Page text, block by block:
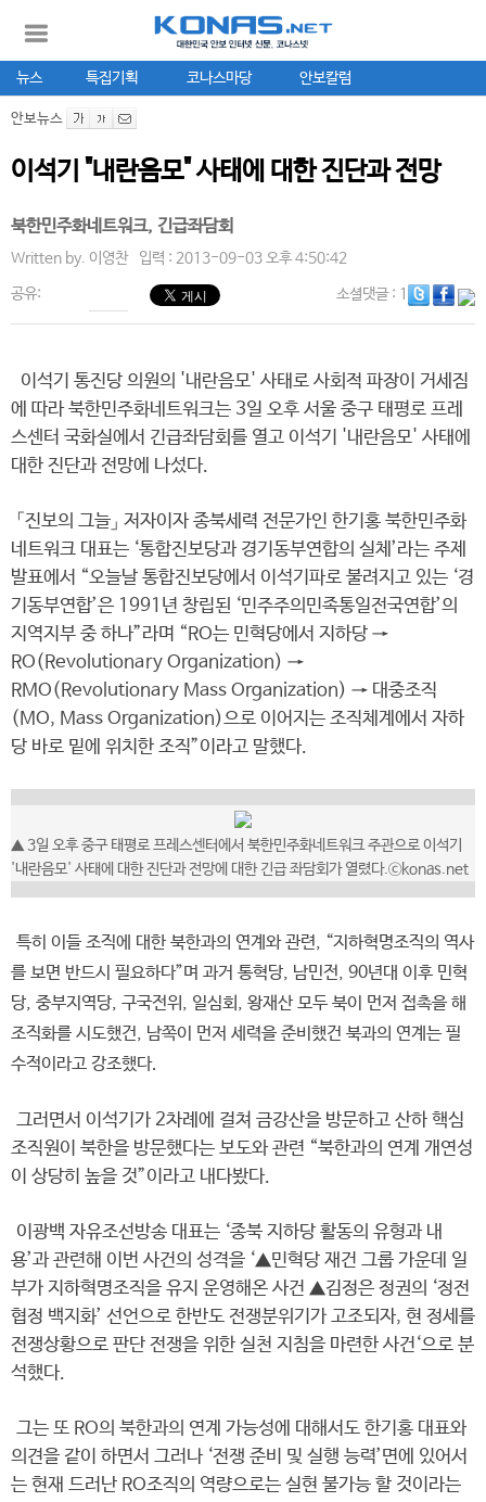
뉴스 특집기획 코나스마당 안보칼럼
안보뉴스
이석기 "내란음모" 사태에 대한 진단과 전망
북한민주화네트워크, 긴급좌담회
Written by. 이영찬 입력 : 2013-09-03 오후 4:50:42
공유: 소셜댓글: 1
이석기 통진당 의원의 '내란음모' 사태로 사회적 파장이 거세짐
에 따라 북한민주화네트워크는 3일 오후 서울 중구 태평로 프레
스센터 국화실에서 긴급좌담회를 열고 이석기 '내란음모' 사태에
대한 진단과 전망에 나섰다.
「진보의 그늘」 저자이자 종북세력 전문가인 한기홍 북한민주화
네트워크 대표는 ‘통합진보당과 경기동부연합의 실체’라는 주제
발표에서 “오늘날 통합진보당에서 이석기파로 불려지고 있는 ‘경
기동부연합’은 1991년 창립된 ‘민주주의민족통일전국연합’의
지역지부 중 하나”라며 “RO는 민혁당에서 지하당 →
RO(Revolutionary Organization) →
RMO(Revolutionary Mass Organization) → 대중조직
(MO, Mass Organization)으로 이어지는 조직체계에서 자하
당 바로 밑에 위치한 조직”이라고 말했다.
▲ 3일 오후 중구 태평로 프레스센터에서 북한민주화네트워크 주관으로 이석기
'내란음모' 사태에 대한 진단과 전망에 대한 긴급 좌담회가 열렸다.ⓒkonas.net
특히 이들 조직에 대한 북한과의 연계와 관련, “지하혁명조직의 역사
를 보면 반드시 필요하다”며 과거 통혁당, 남민전, 90년대 이후 민혁
당, 중부지역당, 구국전위, 일심회, 왕재산 모두 북이 먼저 접촉을 해
조직화를 시도했건, 남쪽이 먼저 세력을 준비했건 북과의 연계는 필
수적이라고 강조했다.
그러면서 이석기가 2차례에 걸쳐 금강산을 방문하고 산하 핵심
조직원이 북한을 방문했다는 보도와 관련 “북한과의 연계 개연성
이 상당히 높을 것”이라고 내다봤다.
이광백 자유조선방송 대표는 ‘종북 지하당 활동의 유형과 내
용’과 관련해 이번 사건의 성격을 ‘▲민혁당 재건 그룹 가운데 일
부가 지하혁명조직을 유지 운영해온 사건 ▲김정은 정권의 ‘정전
협정 백지화’ 선언으로 한반도 전쟁분위기가 고조되자, 현 정세를
전쟁상황으로 판단 전쟁을 위한 실천 지침을 마련한 사건‘으로 분
석했다.
그는 또 RO의 북한과의 연계 가능성에 대해서도 한기홍 대표와
의견을 같이 하면서 그러나 ‘전쟁 준비 및 실행 능력’면에 있어서
는 현재 드러난 RO조직의 역량으로는 실현 불가능 할 것이라는